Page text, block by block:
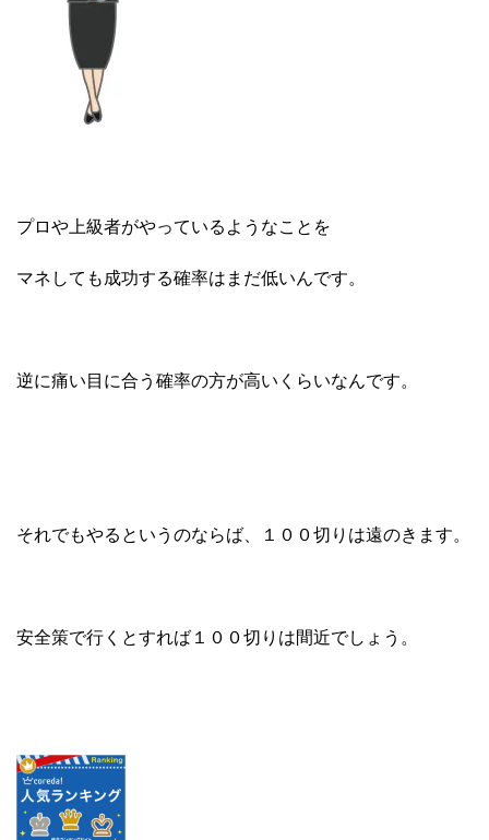
プロや上級者がやっているようなことを
マネしても成功する確率はまだ低いんです。
逆に痛い目に合う確率の方が高いくらいなんです。
それでもやるというのならば、１００切りは遠のきます。
安全策で行くとすれば１００切りは間近でしょう。